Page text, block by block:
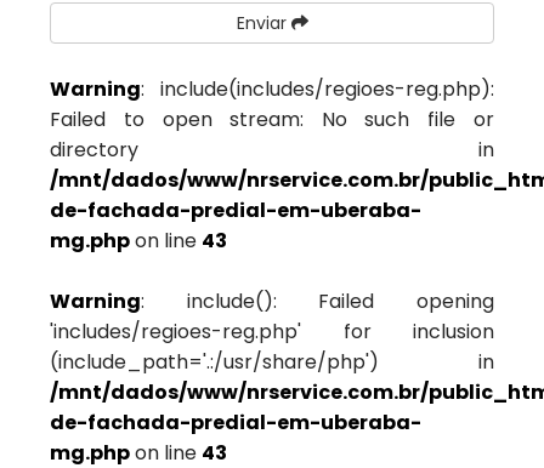
Enviar
Warning: include(includes/regioes-reg.php):
Failed to open stream: No such file or
directory in
/mnt/dados/www/nrservice.com.br/
de-fachada-predial-em-uberaba-
mg.phpon line 43
Warning: include(): Failed opening
'includes/regioes-reg.php' for inclusion
(include_path='.:/usr/share/php') in
/mnt/dados/www/nrservice.com.br/
de-fachada-predial-em-uberaba-
mg.phpon line 43